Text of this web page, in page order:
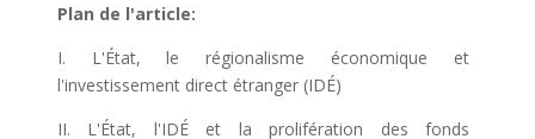
Plan de l'article:
I. L'État, le régionalisme économique et
l'investissement direct étranger (IDÉ)
II. L'État, l'IDÉ et la prolifération des fonds